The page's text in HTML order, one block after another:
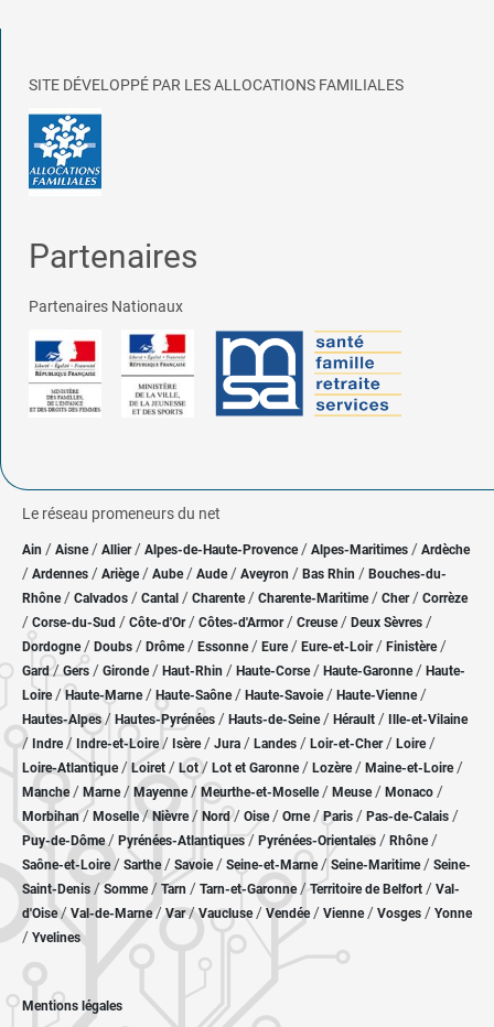
SITE DÉVELOPPÉ PAR LES ALLOCATIONS FAMILIALES
Partenaires
Partenaires Nationaux
Le réseau promeneurs du net
Ain / Aisne/ Allier/ Alpes-de-Haute-Provence / Alpes-Maritimes / Ardèche
/ Ardennes / Ariège/ Aube/ Aude / Aveyron / Bas Rhin / Bouches-du-
Rhône/ Calvados / Cantal / Charente / Charente-Maritime/ Cher / Corrèze
/ Corse-du-Sud / Côte-d'Or / Côtes-d'Armor/ Creuse/ Deux Sèvres /
Dordogne/ Doubs / Drôme/ Essonne / Eure/ Eure-et-Loir / Finistère/
Gard/ Gers / Gironde/ Haut-Rhin / Haute-Corse/ Haute-Garonne/ Haute-
Loire/Haute-Marne/ Haute-Saône/ Haute-Savoie/ Haute-Vienne/
Hautes-Alpes/ Hautes-Pyrénées / Hauts-de-Seine/ Hérault / Ille-et-Vilaine
/ Indre/ Indre-et-Loire/ Isère/ Jura / Landes / Loir-et-Cher/ Loire/
Loire-Atlantique/ Loiret / Lot/ Lot et Garonne/ Lozère / Maine-et-Loire/
Manche/ Marne/ Mayenne/ Meurthe-et-Moselle/ Meuse/ Monaco /
Morbihan/ Moselle/ Nièvre / Nord/ Oise / Orne/Paris / Pas-de-Calais /
Puy-de-Dôme/ Pyrénées-Atlantiques / Pyrénées-Orientales / Rhône/
Saône-et-Loire/ Sarthe/ Savoie/ Seine-et-Marne/ Seine-Maritime/ Seine-
Saint-Denis /Somme/ Tarn / Tarn-et-Garonne/Territoire de Belfort / Val-
d'Oise/ Val-de-Marne/Var/Vaucluse/ Vendée/ Vienne/ Vosges / Yonne
/ Yvelines
Mentions légales